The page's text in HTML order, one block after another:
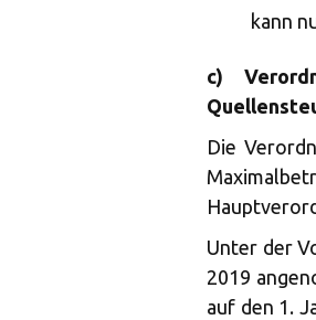
kann
c)
Die
Unter der
2019
auf den 1.